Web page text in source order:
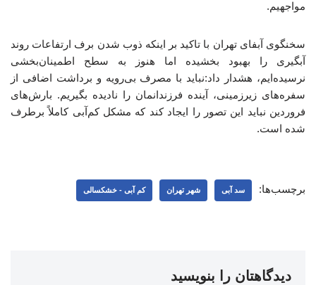
مواجهیم.
سخنگوی آبفای تهران با تاکید بر اینکه ذوب شدن برف ارتفاعات روند
آبگیری را بهبود بخشیده اما هنوز به سطح اطمینان‌بخشی
نرسیده‌ایم، هشدار داد:نباید با مصرف بی‌رویه و برداشت اضافی از
سفره‌های زیرزمینی، آینده فرزندانمان را نادیده بگیریم. بارش‌های
فروردین‌ نباید این تصور را ایجاد کند که مشکل کم‌آبی کاملاً برطرف
شده است.
برچسب‌ها: سد آبی شهر تهران کم آبی - خشکسالی
دیدگاهتان را بنویسید